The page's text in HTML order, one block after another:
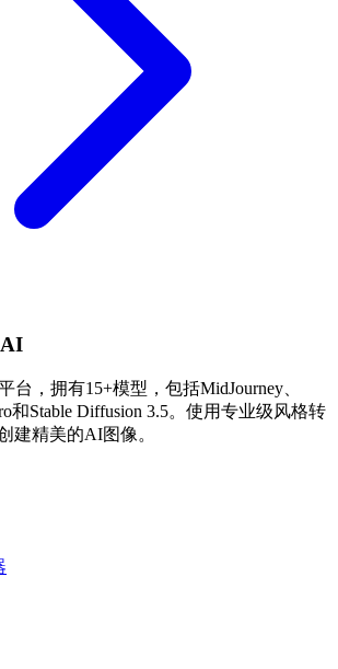
台，拥有15+模型，包括MidJourney、
和Stable Diffusion 3.5。使用专业级风格转
建精美的AI图像。